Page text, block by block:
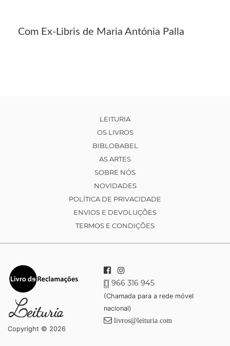
Com Ex-Libris de Maria Antónia Palla
LEITURIA
OS LIVROS
BIBLOBABEL
AS ARTES
SOBRE NÓS
NOVIDADES
POLÍTICA DE PRIVACIDADE
ENVIOS E DEVOLUÇÕES
TERMOS E CONDIÇÕES
Copyright © 2026
966 316 945
(Chamada para a rede móvel
nacional)
livros@leituria.com